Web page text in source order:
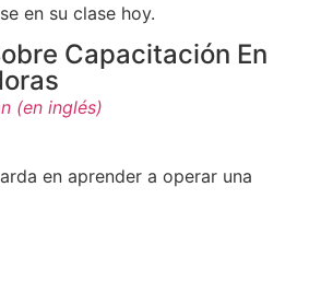
en su clase hoy.
Capacitación En
(en inglés)
en aprender a operar una